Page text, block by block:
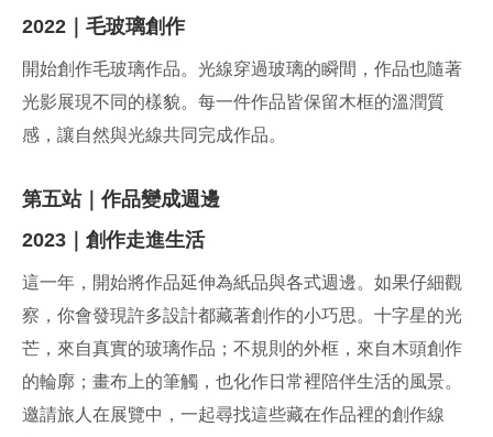
2022｜毛玻璃創作
開始創作毛玻璃作品。光線穿過玻璃的瞬間，作品也隨著
光影展現不同的樣貌。每一件作品皆保留木框的溫潤質
感，讓自然與光線共同完成作品。
第五站｜作品變成週邊
2023｜創作走進生活
這一年，開始將作品延伸為紙品與各式週邊。如果仔細觀
察，你會發現許多設計都藏著創作的小巧思。十字星的光
芒，來自真實的玻璃作品；不規則的外框，來自木頭創作
的輪廓；畫布上的筆觸，也化作日常裡陪伴生活的風景。
邀請旅人在展覽中，一起尋找這些藏在作品裡的創作線